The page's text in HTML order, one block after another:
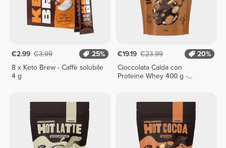
€2.99 €3.99
25%
8 x Keto Brew - Caffè solubile
4 g
€19.19 €23.99
20%
Cioccolata Calda con
Proteine Whey 400 g -